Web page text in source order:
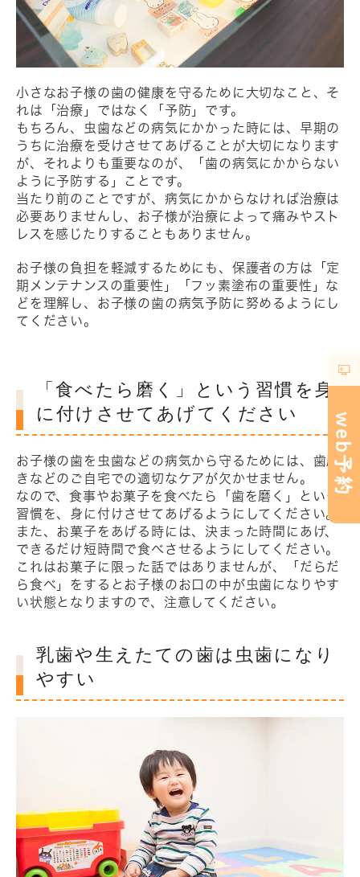
小さなお子様の歯の健康を守るために大切なこと、そ
れは「治療」ではなく「予防」です。
もちろん、虫歯などの病気にかかった時には、早期の
うちに治療を受けさせてあげることが大切になります
が、それよりも重要なのが、「歯の病気にかからない
ように予防する」ことです。
当たり前のことですが、病気にかからなければ治療は
必要ありませんし、お子様が治療によって痛みやスト
レスを感じたりすることもありません。
お子様の負担を軽減するためにも、保護者の方は「定
期メンテナンスの重要性」「フッ素塗布の重要性」な
どを理解し、お子様の歯の病気予防に努めるようにし
てください。
「食べたら磨く」という習慣を身
に付けさせてあげてください
お子様の歯を虫歯などの病気から守るためには、歯磨
きなどのご自宅での適切なケアが欠かせません。
なので、食事やお菓子を食べたら「歯を磨く」という
習慣を、身に付けさせてあげるようにしてください。
また、お菓子をあげる時には、決まった時間にあげ、
できるだけ短時間で食べさせるようにしてください。
これはお菓子に限った話ではありませんが、「だらだ
ら食べ」をするとお子様のお口の中が虫歯になりやす
い状態となりますので、注意してください。
乳歯や生えたての歯は虫歯になり
やすい